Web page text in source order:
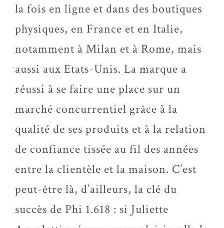
la fois en ligne et dans des boutiques
physiques, en France et en Italie,
notamment à Milan et à Rome, mais
aussi aux Etats-Unis. La marque a
réussi à se faire une place sur un
marché concurrentiel grâce à la
qualité de ses produits et à la relation
de confiance tissée au fil des années
entre la clientèle et la maison. C’est
peut-être là, d’ailleurs, la clé du
succès de Phi 1.618 : si Juliette